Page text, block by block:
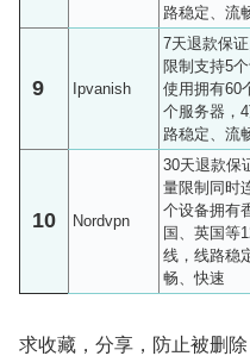
路稳定、流
9 Ipvanish
7天退款保
限制支持5
使用拥有60
个服务器，
路稳定、流
10 Nordvpn
30天退款保
量限制同时
个设备拥有
国、英国等
线，线路稳
畅、快速
求收藏，分享，防止被删